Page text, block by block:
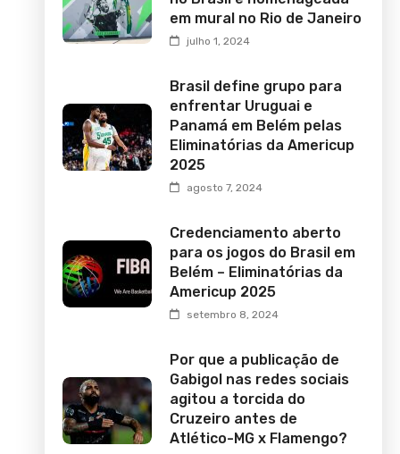
em mural no Rio de Janeiro
julho 1, 2024
Brasil define grupo para
enfrentar Uruguai e
Panamá em Belém pelas
Eliminatórias da Americup
2025
agosto 7, 2024
Credenciamento aberto
para os jogos do Brasil em
Belém – Eliminatórias da
Americup 2025
setembro 8, 2024
Por que a publicação de
Gabigol nas redes sociais
agitou a torcida do
Cruzeiro antes de
Atlético-MG x Flamengo?